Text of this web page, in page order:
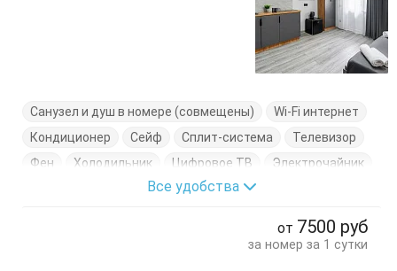
Санузел и душ в номере (совмещены)
Wi-Fi интернет
Кондиционер
Сейф Сплит-система
Телевизор
Фен
Холодильник Цифровое ТВ
Электрочайник
Кровать двуспальная
Все удобства
от 7500 руб
за номер за 1 сутки